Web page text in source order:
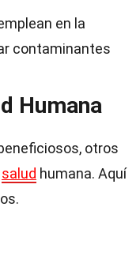
en la
contaminantes
Humana
otros
salud humana. Aquí